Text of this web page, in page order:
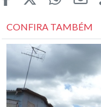
CONFIRA TAMBÉM